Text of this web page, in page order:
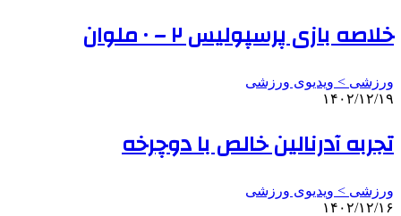
خلاصه بازی پرسپولیس ۲ – ۰ ملوان
ورزشی > ویدیوی ورزشی
۱۴۰۲/۱۲/۱۹
تجربه آدرنالین خالص با دوچرخه
ورزشی > ویدیوی ورزشی
۱۴۰۲/۱۲/۱۶